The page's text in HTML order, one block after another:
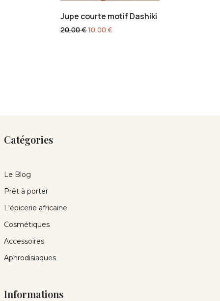
Jupe courte motif Dashiki
20,00€10,00€
Catégories
Le Blog
Prêt à porter
L'épicerie africaine
Cosmétiques
Accessoires
Aphrodisiaques
Informations